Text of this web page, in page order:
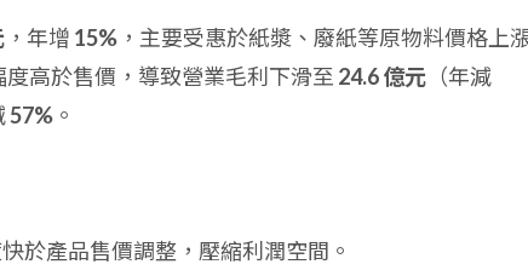
，年增 15% ，主要受惠於紙漿、廢紙等原物料價格上
高於售價，導致營業毛利下滑至 24.6 億元 （年減
57% 。
於產品售價調整，壓縮利潤空間。